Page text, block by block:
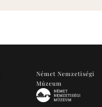
Német Nemzetiségi
Múzeum